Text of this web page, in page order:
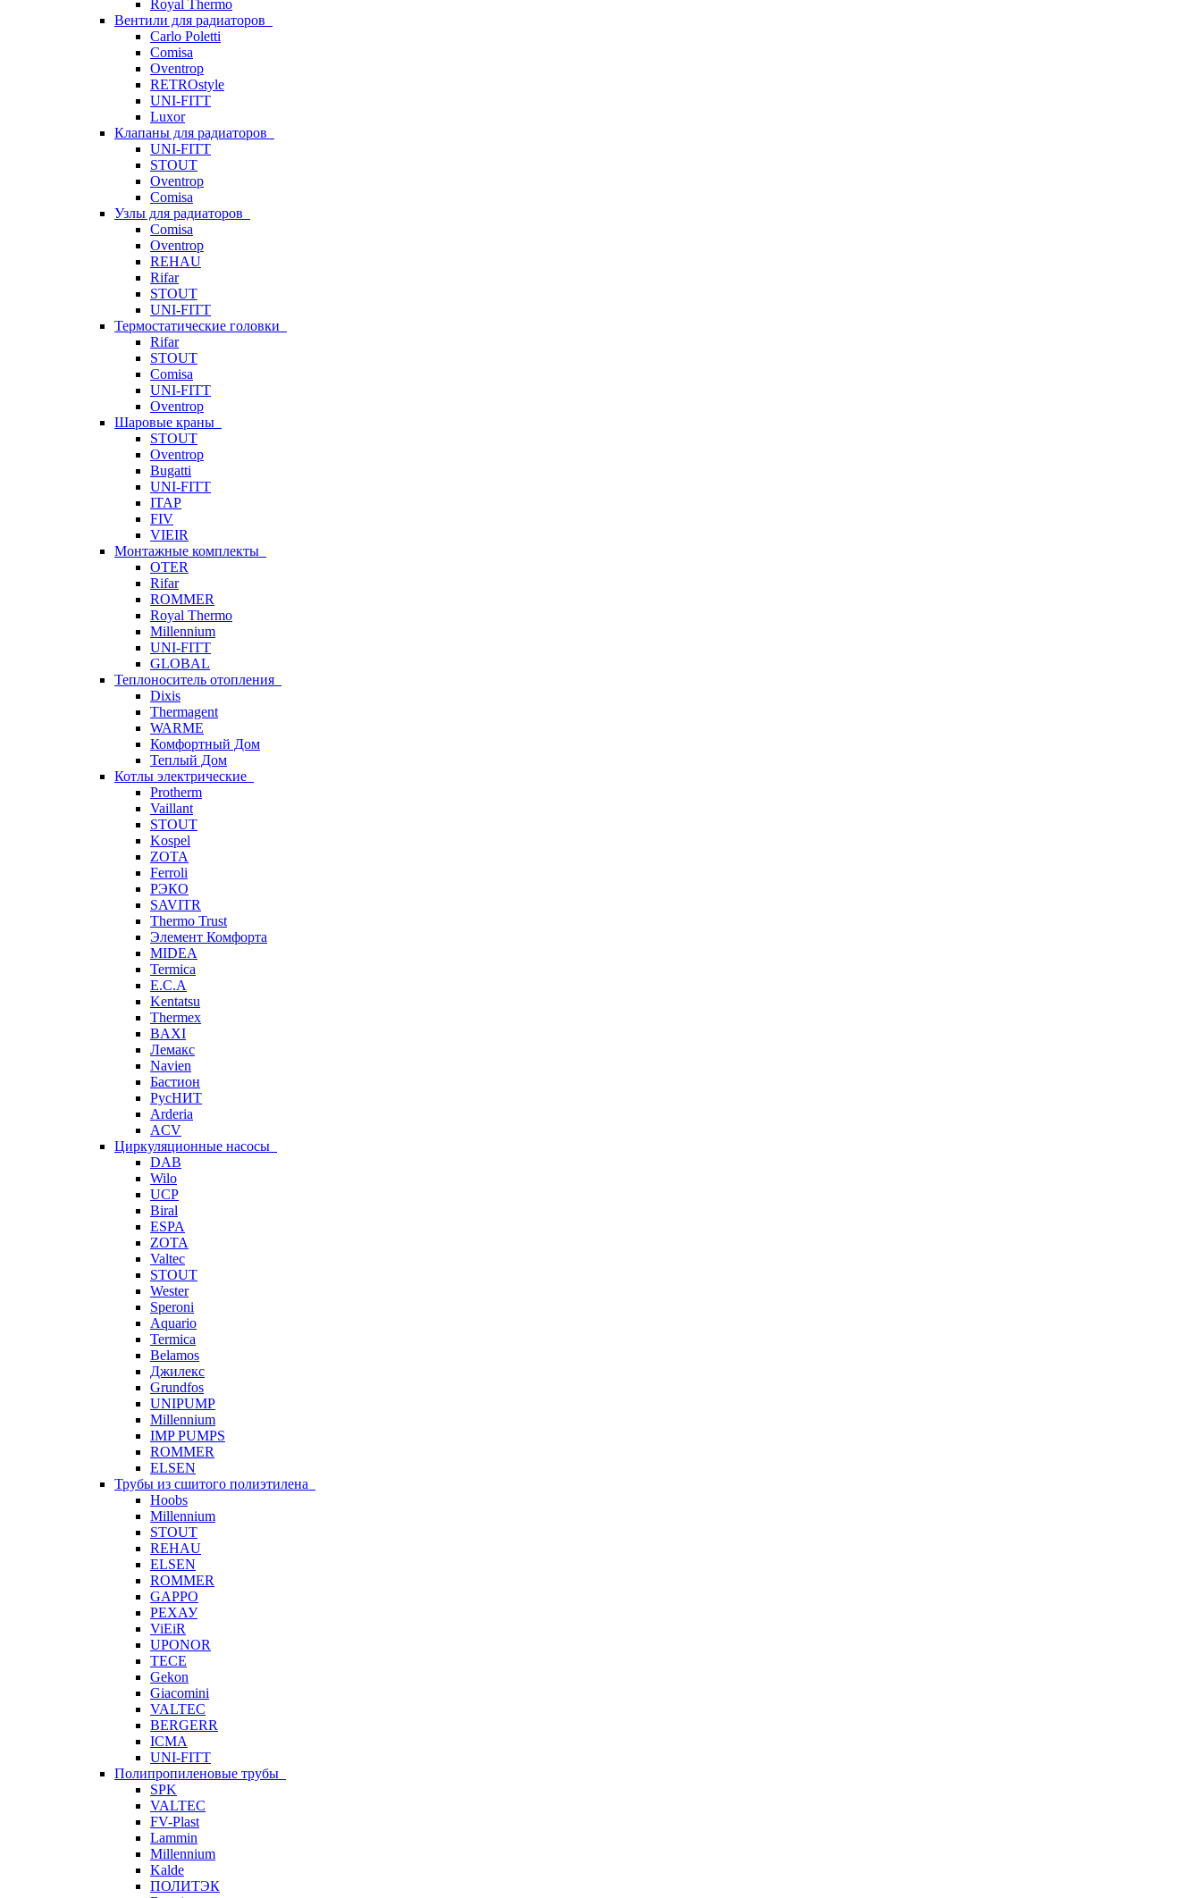
Royal Thermo
Вентили для радиаторов
Carlo Poletti
Comisa
Oventrop
RETROstyle
UNI-FITT
Luxor
Клапаны для радиаторов
UNI-FITT
STOUT
Oventrop
Comisa
Узлы для радиаторов
Comisa
Oventrop
REHAU
Rifar
STOUT
UNI-FITT
Термостатические головки
Rifar
STOUT
Comisa
UNI-FITT
Oventrop
Шаровые краны
STOUT
Oventrop
Bugatti
UNI-FITT
ITAP
FIV
VIEIR
Монтажные комплекты
OTER
Rifar
ROMMER
Royal Thermo
Millennium
UNI-FITT
GLOBAL
Теплоноситель отопления
Dixis
Thermagent
WARME
Комфортный Дом
Теплый Дом
Котлы электрические
Protherm
Vaillant
STOUT
Kospel
ZOTA
Ferroli
РЭКО
SAVITR
Thermo Trust
Элемент Комфорта
MIDEA
Termica
E.C.A
Kentatsu
Thermex
BAXI
Лемакс
Navien
Бастион
РусНИТ
Arderia
ACV
Циркуляционные насосы
DAB
Wilo
UCP
Biral
ESPA
ZOTA
Valtec
STOUT
Wester
Speroni
Aquario
Termica
Belamos
Джилекс
Grundfos
UNIPUMP
Millennium
IMP PUMPS
ROMMER
ELSEN
Трубы из сшитого полиэтилена
Hoobs
Millennium
STOUT
REHAU
ELSEN
ROMMER
GAPPO
РЕХАУ
ViEiR
UPONOR
TECE
Gekon
Giacomini
VALTEC
BERGERR
ICMA
UNI-FITT
Полипропиленовые трубы
SPK
VALTEC
FV-Plast
Lammin
Millennium
Kalde
ПОЛИТЭК